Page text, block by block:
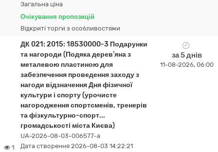
Загальна ціна
Очікування пропозицій
Відкриті торги з особливостями
1
ДК 021: 2015: 18530000-3 Подарунки
та нагороди (Подяка дерев’яна з
металевою пластиною для
забезпечення проведення заходу з
нагоди відзначення Дня фізичної
культури і спорту (урочисте
нагородження спортсменів, тренерів
та фізкультурно-спорт...
громадськості міста Києва)
UA-2026-08-03-006577-a
Дата створення 2026-08-03 14:22:21
за 5 днів
11-08-2026, 06:00